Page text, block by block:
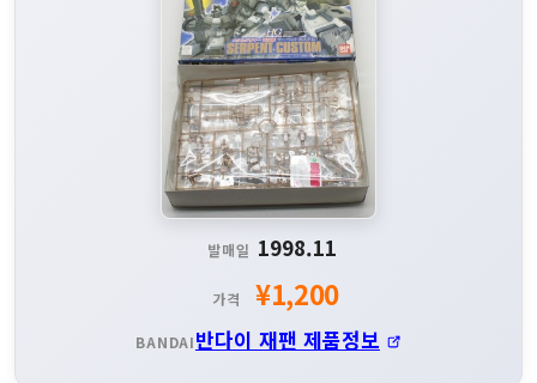
발매일 1998.11
가격 ¥1,200
BANDAI반다이 재팬 제품정보